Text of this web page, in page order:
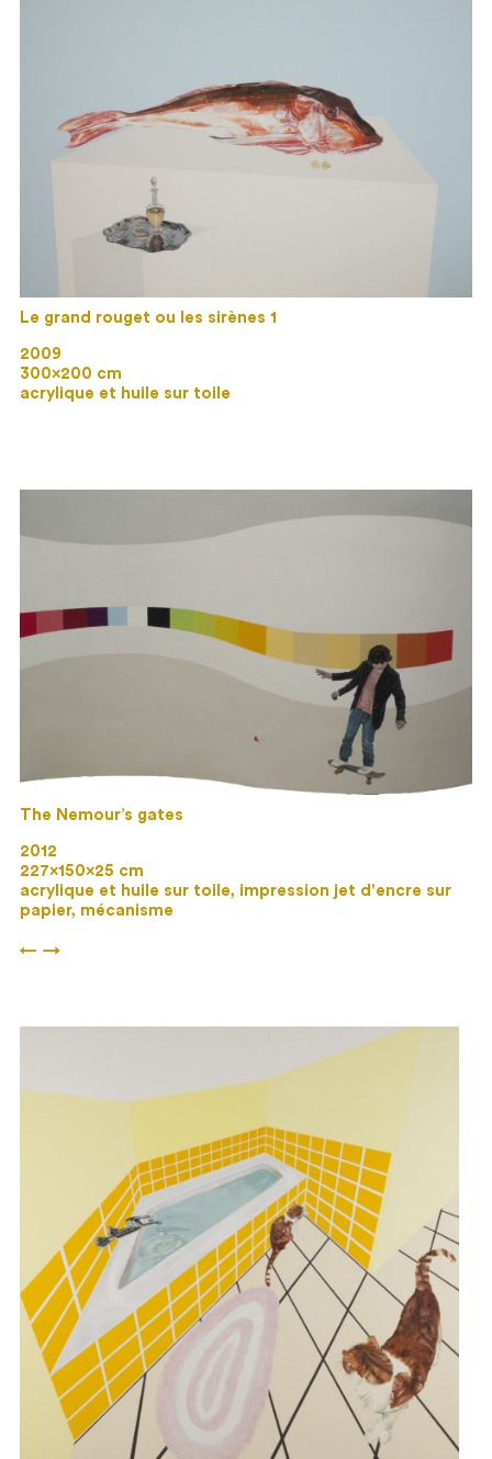
Le grand rouget ou les sirènes 1
2009
300×200 cm
acrylique et huile sur toile
The Nemour’s gates
2012
227×150×25 cm
acrylique et huile sur toile, impression jet d'encre sur
papier, mécanisme
← →